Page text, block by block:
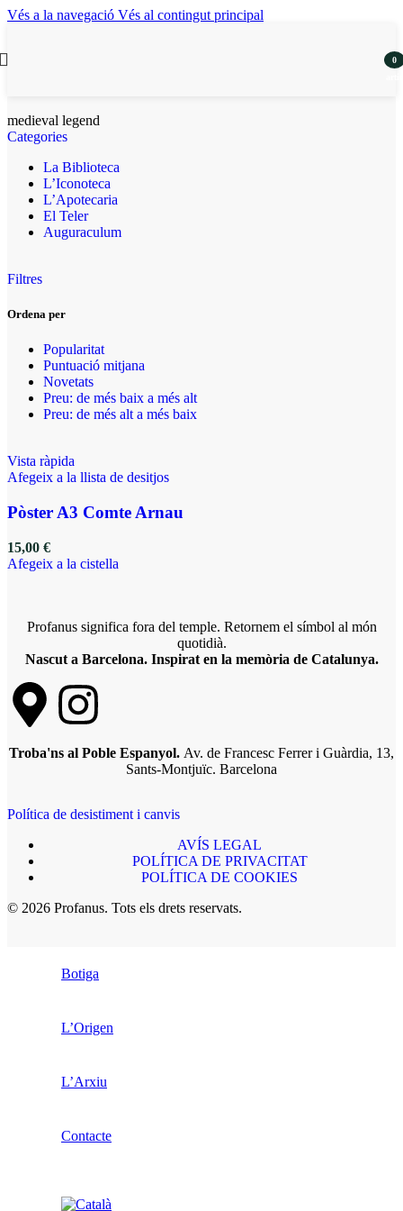
Vés a la navegació Vés al contingut principal
0
medieval legend
Categories
La Biblioteca
L’Iconoteca
L’Apotecaria
El Teler
Auguraculum
Filtres
Ordena per
Popularitat
Puntuació mitjana
Novetats
Preu: de més baix a més alt
Preu: de més alt a més baix
Vista ràpida
Afegeix a la llista de desitjos
Pòster A3 Comte Arnau
15,00 €
Afegeix a la cistella
Profanus significa fora del temple. Retornem el símbol al món
quotidià.
Nascut a Barcelona. Inspirat en la memòria de Catalunya.
Troba'ns al Poble Espanyol. Av. de Francesc Ferrer i Guàrdia, 13,
Sants-Montjuïc. Barcelona
Política de desistiment i canvis
AVÍS LEGAL
POLÍTICA DE PRIVACITAT
POLÍTICA DE COOKIES
© 2026 Profanus. Tots els drets reservats.
Botiga
L’Origen
L’Arxiu
Contacte